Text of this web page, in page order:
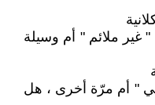
غير ملائم " أم وسيلة
" أم مرّة أخرى ، هل